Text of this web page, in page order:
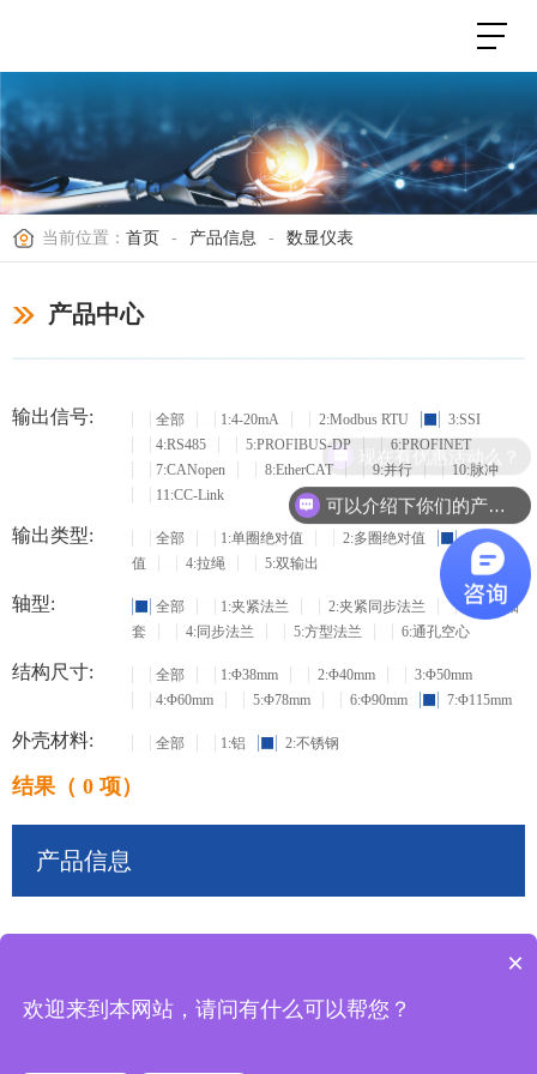
当前位置： 首页 - 产品信息 - 数显仪表
产品中心
输出信号: 全部 1:4-20mA 2:Modbus RTU
3:SSI
4:RS485
5:PROFIBUS-DP
6:PROFINET
7:CANopen
8:EtherCAT 9:并行
10:脉冲
11:CC-Link
输出类型: 全部 1:单圈绝对值 2:多圈绝对值
3:增量
值
4:拉绳 5:双输出
轴型: 全部 1:夹紧法兰 2:夹紧同步法兰
3:盲孔轴
套
4:同步法兰 5:方型法兰 6:通孔空心
结构尺寸: 全部 1:Φ38mm 2:Φ40mm
3:Φ50mm
4:Φ60mm
5:Φ78mm 6:Φ90mm 7:Φ115mm
外壳材料: 全部 1:铝 2:不锈钢
结果（ 0 项）
产品信息
可以介绍下你们的产品么？
现在有优惠活动么？
×
欢迎来到本网站，请问有什么可以帮您？